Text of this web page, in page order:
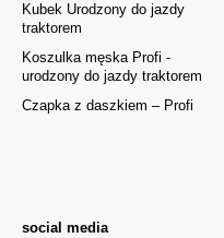
Kubek Urodzony do jazdy
traktorem
Koszulka męska Profi -
urodzony do jazdy traktorem
Czapka z daszkiem – Profi
social media